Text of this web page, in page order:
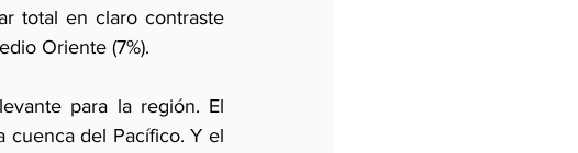
total en claro contraste
Oriente (7%).
para la región. El
cuenca del Pacífico. Y el